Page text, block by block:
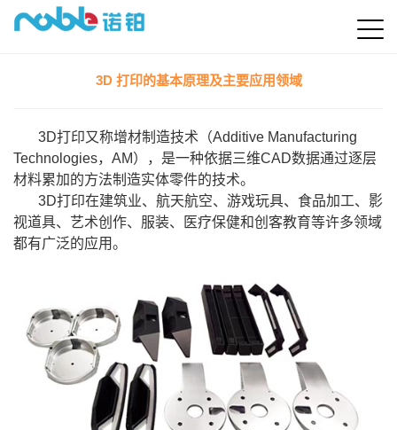
3D 打印的基本原理及主要应用领域
3D打印又称增材制造技术（Additive Manufacturing
Technologies，AM），是一种依据三维CAD数据通过逐层
材料累加的方法制造实体零件的技术。
3D打印在建筑业、航天航空、游戏玩具、食品加工、影
视道具、艺术创作、服装、医疗保健和创客教育等许多领域
都有广泛的应用。